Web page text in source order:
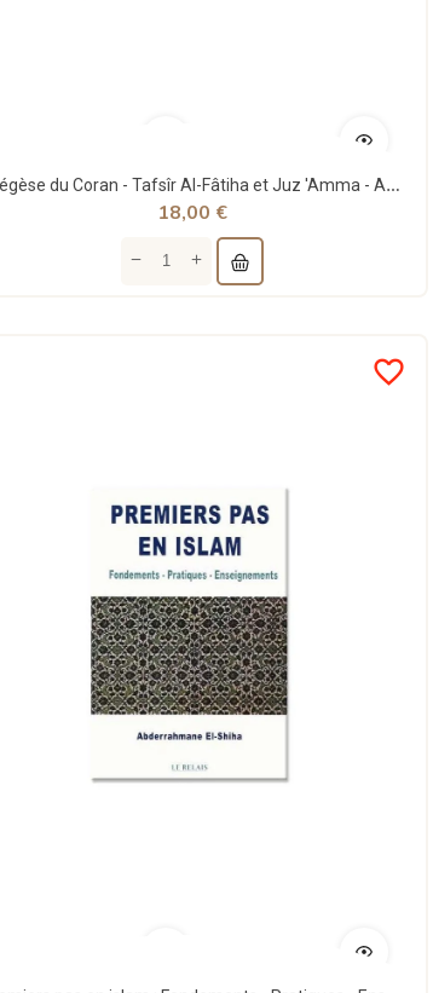
Exégèse du Coran - Tafsîr Al-Fâtiha et Juz 'Amma - Abdelmajiid Ihaddadene - Le Relais
18,00 €
favorite_border